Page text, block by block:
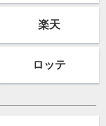
楽天
ロッテ